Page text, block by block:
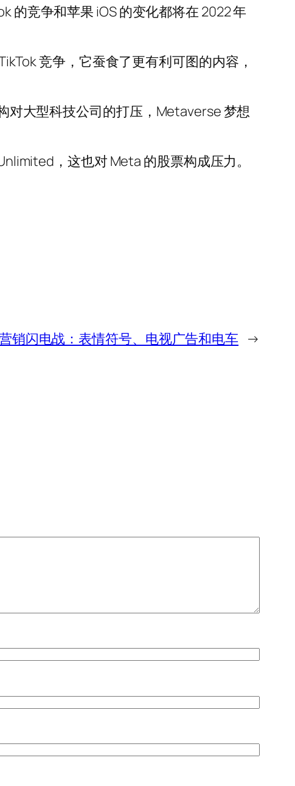
的竞争和苹果 iOS 的变化都将在 2022 年
竞争，它蚕食了更有利可图的内容，
对大型科技公司的打压，Metaverse 梦想
，这也对 Meta 的股票构成压力。
销闪电战：表情符号、电视广告和电车 →